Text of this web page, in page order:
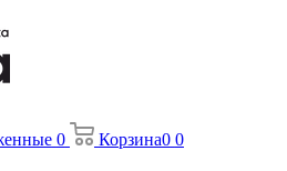
0 Корзина0 0